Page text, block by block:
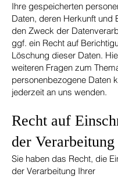
Ihre gespeicherten
Daten, deren Herkunft und
den Zweck der
ggf. ein Recht auf
Löschung dieser Daten.
weiteren Fragen zum
personenbezogene Daten
jederzeit an uns wenden.
Recht auf
der Verarbeitung
Sie haben das Recht, die
der Verarbeitung Ihrer